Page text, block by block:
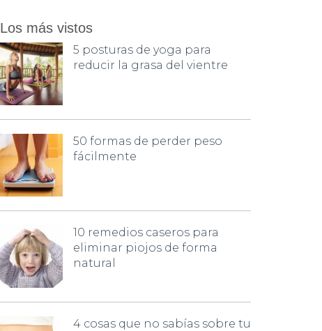
Los más vistos
5 posturas de yoga para
reducir la grasa del vientre
50 formas de perder peso
fácilmente
10 remedios caseros para
eliminar piojos de forma
natural
4 cosas que no sabías sobre tu